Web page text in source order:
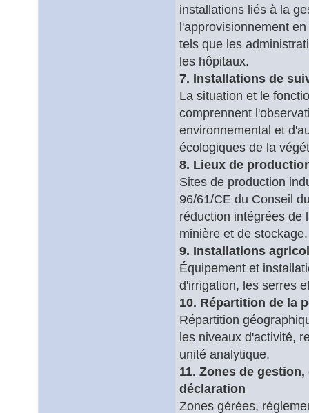
installations liés à la
l'approvisionnement
tels que les
les hôpitaux.
7. Installations de
La situation et le
comprennent
environnemental et
écologiques de la
8. Lieux de
Sites de production
96/61/CE du Conseil
réduction intégrées de
minière et de stockage.
9. Installations
Équipement et
d'irrigation, les serres
10. Répartition de la
Répartition
les niveaux d'activité,
unité analytique.
11. Zones de
déclaration
Zones gérées,